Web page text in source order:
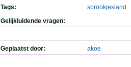
Tags:
sprookjesland
Gelijkluidende vragen:
Geplaatst door: akoe